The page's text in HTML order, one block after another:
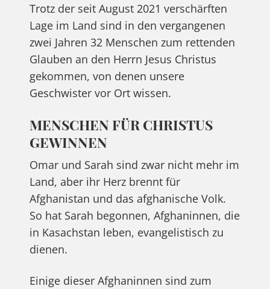
Trotz der seit August 2021 verschärften
Lage im Land sind in den vergangenen
zwei Jahren 32 Menschen zum rettenden
Glauben an den Herrn Jesus Christus
gekommen, von denen unsere
Geschwister vor Ort wissen.
MENSCHEN FÜR CHRISTUS
GEWINNEN
Omar und Sarah sind zwar nicht mehr im
Land, aber ihr Herz brennt für
Afghanistan und das afghanische Volk.
So hat Sarah begonnen, Afghaninnen, die
in Kasachstan leben, evangelistisch zu
dienen.
Einige dieser Afghaninnen sind zum